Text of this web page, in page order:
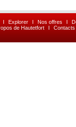
I Explorer I Nos offres I
de Hautetfort
I Contacts